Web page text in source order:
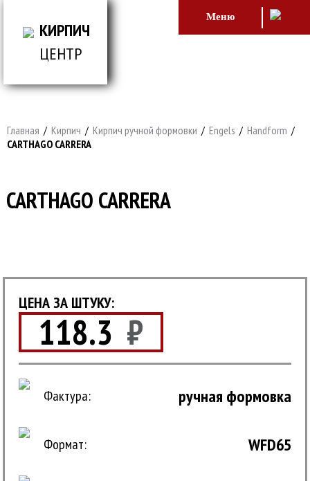
КИРПИЧ
ЦЕНТР
Меню
Главная / Кирпич / Кирпич ручной формовки / Engels / Handform /
CARTHAGO CARRERA
CARTHAGO CARRERA
ЦЕНА ЗА ШТУКУ:
118.3 ₽
Фактура: ручная формовка
Формат: WFD65